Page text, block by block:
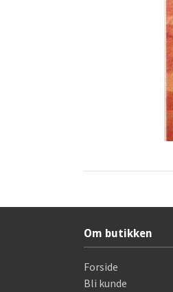
Om butikken
Forside
Bli kunde